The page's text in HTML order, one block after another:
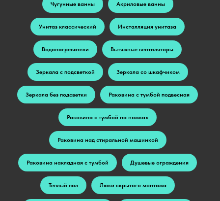
Чугунные ванны Акриловые ванны
Унитаз классический Инсталляция унитаза
Водонагреватели Вытяжные вентиляторы
Зеркала с подсветкой Зеркала со шкафчиком
Зеркала без подсветки Раковина с тумбой подвесная
Раковина с тумбой на ножках
Раковина над стиральной машинкой
Раковина накладная с тумбой Душевые ограждения
Теплый пол Люки скрытого монтажа